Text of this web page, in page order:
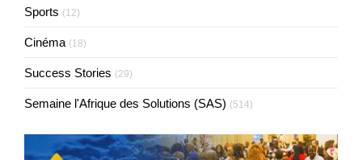
Sports (12)
Cinéma (18)
Success Stories (29)
Semaine l'Afrique des Solutions (SAS) (514)